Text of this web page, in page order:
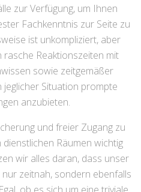
zur Verfügung, um Ihnen
Fachkenntnis zur Seite zu
ist unkompliziert, aber
rasche Reaktionszeiten mit
sowie zeitgemäßer
Situation prompte
anzubieten.
und freier Zugang zu
Räumen wichtig
wir alles daran, dass unser
zeitnah, sondern ebenfalls